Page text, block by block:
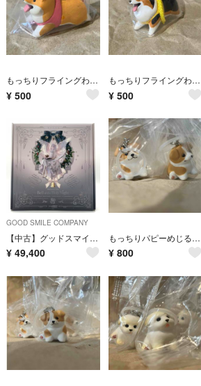
もっちりフライングわんこストラップ 芝犬
¥ 500
もっちりフライングわんこストラップ シェルティー
¥ 500
GOOD SMILE COMPANY
【中古】グッドスマイルカンパニー Illustration Revelation 聖夜のベル[10][240010530047]
¥ 49,400
もっちりパピーめじるしマスコット ボーダーコリー2個
¥ 800